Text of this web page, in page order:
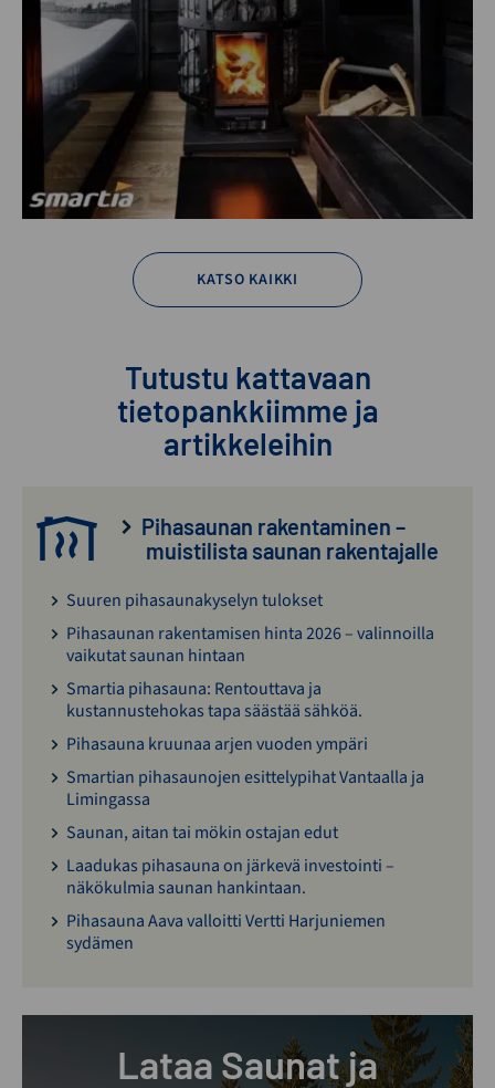
KATSO KAIKKI
Tutustu kattavaan
tietopankkiimme ja
artikkeleihin
Pihasaunan rakentaminen –
muistilista saunan rakentajalle
Suuren pihasaunakyselyn tulokset
Pihasaunan rakentamisen hinta 2026 – valinnoilla
vaikutat saunan hintaan
Smartia pihasauna: Rentouttava ja
kustannustehokas tapa säästää sähköä.
Pihasauna kruunaa arjen vuoden ympäri
Smartian pihasaunojen esittelypihat Vantaalla ja
Limingassa
Saunan, aitan tai mökin ostajan edut
Laadukas pihasauna on järkevä investointi –
näkökulmia saunan hankintaan.
Pihasauna Aava valloitti Vertti Harjuniemen
sydämen
Lataa Saunat ja